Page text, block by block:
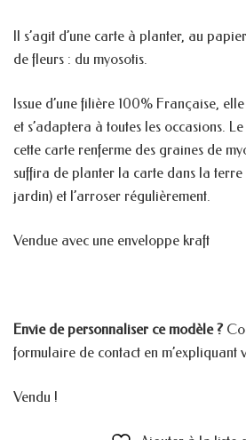
Il s’agit d’une carte à planter, au
de fleurs : du myosotis.
Issue d’une filière 100% Française,
et s’adaptera à toutes les occasions.
cette carte renferme des graines de
suffira de planter la carte dans la
jardin) et l’arroser régulièrement.
Vendue avec une enveloppe kraft
Envie de personnaliser ce modèle ?
formulaire de contact en m’expliquant
Vendu !